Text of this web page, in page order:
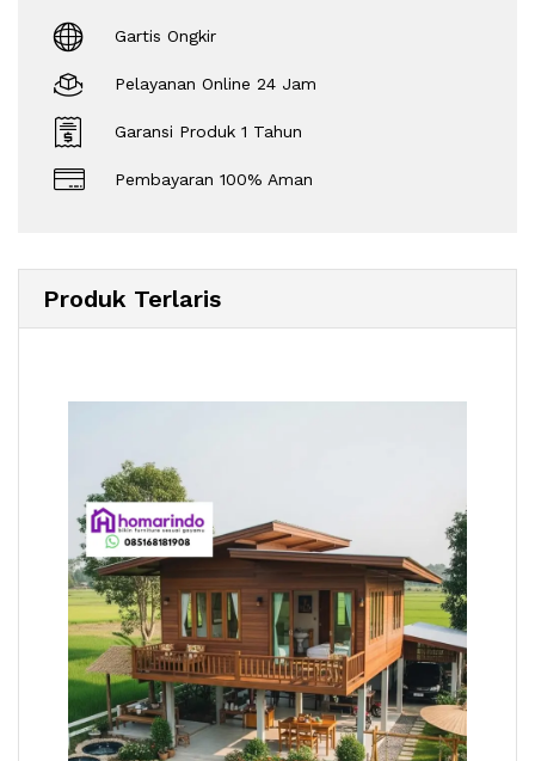
Gartis Ongkir
Pelayanan Online 24 Jam
Garansi Produk 1 Tahun
Pembayaran 100% Aman
Produk Terlaris